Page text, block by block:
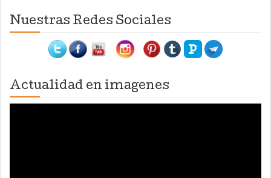
Nuestras Redes Sociales
Actualidad en imagenes